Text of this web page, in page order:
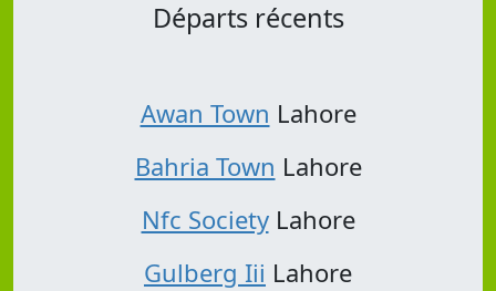
Départs récents
Awan Town Lahore
Bahria Town Lahore
Nfc SocietyLahore
Gulberg Iii Lahore